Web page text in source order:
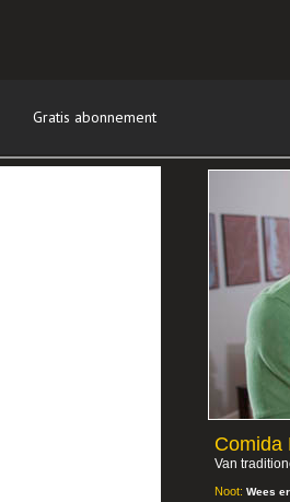
Gratis abonnement
Comida
Van
Noot: Wees